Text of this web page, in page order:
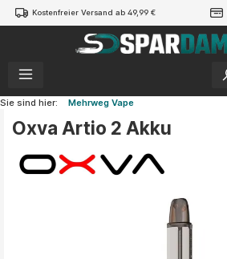
springen
Kostenfreier Versand ab 49,99 €
Sie sind hier: Mehrweg Vape
Oxva Artio 2 Akku